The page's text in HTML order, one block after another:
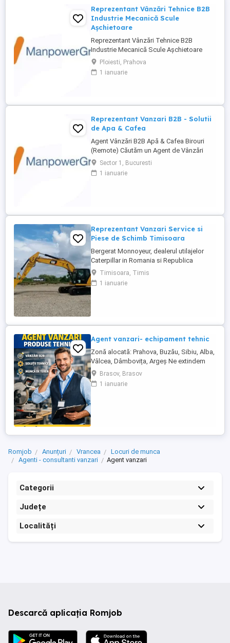
Reprezentant Vânzări Tehnice B2B
Industrie Mecanică Scule
Așchietoare
Reprezentant Vânzări Tehnice B2B
Industrie Mecanică Scule Așchietoare
Companie specializată în importul și
distribuția de scule așchietoare și
echipamente industriale din Europa,
Reprezentanți de Vânzări Tehnice pentru
Ploiesti, Prahova
1 ianuarie
Reprezentant Vanzari B2B - Solutii
de Apa & Cafea
Agent Vânzări B2B Apă & Cafea Birouri
(Remote) Căutăm un Agent de Vânzări
B2B motivat, orientat spre rezultate, pentru
promovarea soluțiilor de apă și cafea
dedicate mediului office. Zonă
Sector 1, Bucuresti
1 ianuarie
Reprezentant Vanzari Service si
Piese de Schimb Timisoara
Bergerat Monnoyeur, dealerul utilajelor
Caterpillar in Romania si Republica
Moldova, angajeaza Reprezentant Vanzari
Service si Piese de Schimb, pentru divizia
de utilaje. Cerinte: Studii superioare în
Timisoara, Timis
1 ianuarie
Agent vanzari- echipament tehnic
Zonă alocată: Prahova, Buzău, Sibiu, Alba,
Vâlcea, Dâmbovița, Argeș Ne extindem
echipa de vânzări și căutăm un Agent
Vânzări Soluții Tehnice, orientat către
rezultate, cu experiență în vânzări B2B și
Brasov, Brasov
1 ianuarie
Romjob Anunțuri Vrancea
Locuri de munca
Agenti - consultanti vanzari
Agent vanzari
Categorii
Județe
Localități
Descarcă aplicația Romjob